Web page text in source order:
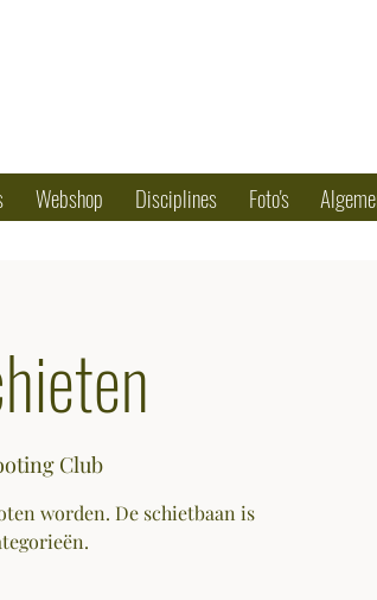
Webshop Disciplines Foto's
Club
worden. De schietbaan is